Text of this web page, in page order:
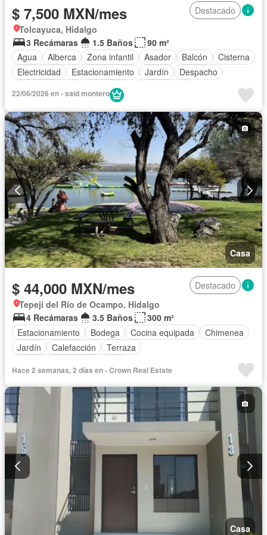
$ 7,500 MXN/mes
Destacado
Tolcayuca, Hidalgo
3 Recámaras
1.5 Baños
90 m²
Agua
Alberca Zona infantil Asador Balcón
Cisterna
Electricidad
Estacionamiento Jardín
Despacho
Seguridad
Permite niños
22/06/2026 en - said montero
Casa
$ 44,000 MXN/mes
Destacado
Tepeji del Río de Ocampo, Hidalgo
4 Recámaras
3.5 Baños
300 m²
Estacionamiento
Bodega Cocina equipada
Chimenea
Jardín
Calefacción
Terraza
Hace 2 semanas, 2 días en - Crown Real Estate
Casa